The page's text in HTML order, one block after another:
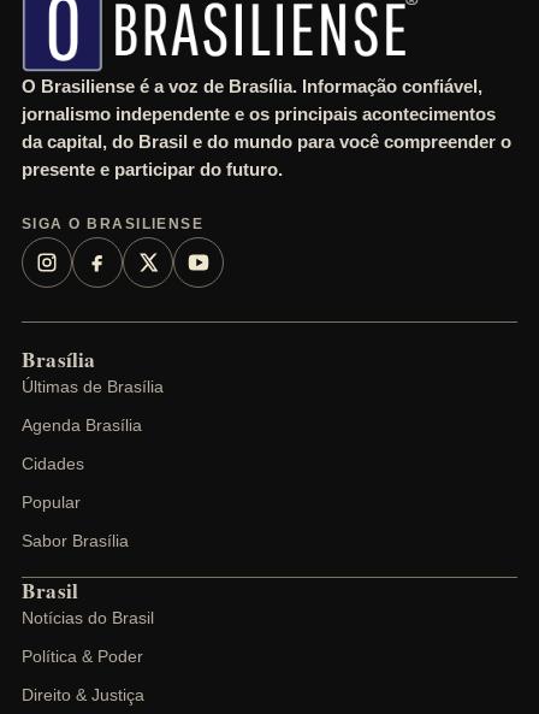
O Brasiliense é a voz de Brasília. Informação confiável,
jornalismo independente e os principais acontecimentos
da capital, do Brasil e do mundo para você compreender o
presente e participar do futuro.
SIGA O BRASILIENSE
Brasília
Últimas de Brasília
Agenda Brasília
Cidades
Popular
Sabor Brasília
Brasil
Notícias do Brasil
Política & Poder
Direito & Justiça